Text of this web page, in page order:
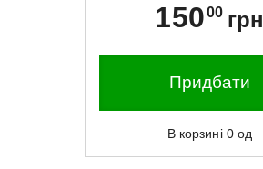
15000 грн
Придбати
В корзині 0 од